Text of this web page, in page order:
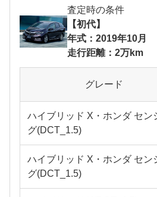
査定時の条件
【初代】
年式：2019年10月
走行距離：2万km
グレード
ハイブリッド X・ホンダ セン
グ(DCT_1.5)
ハイブリッド X・ホンダ セン
グ(DCT_1.5)